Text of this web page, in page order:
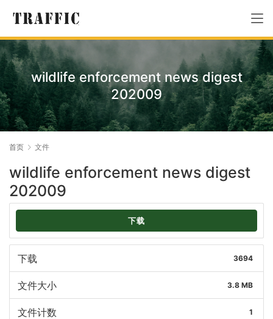
wildlife enforcement news digest
202009
首页 文件
wildlife enforcement news digest
202009
下载
下载 3694
文件大小 3.8 MB
文件计数 1